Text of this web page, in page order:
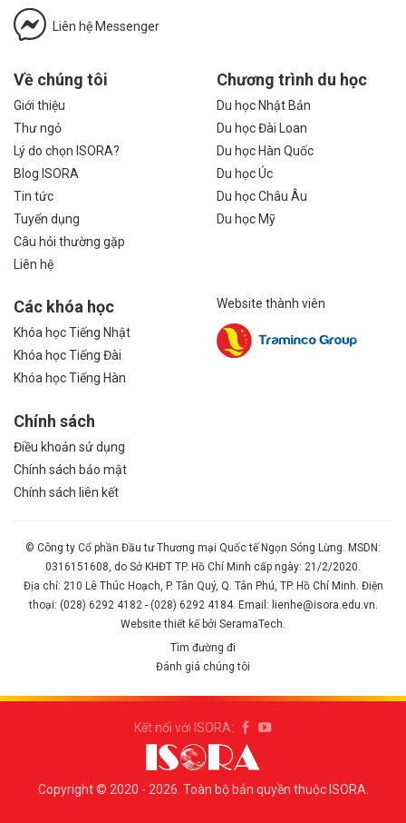
Liên hệ Messenger
Về chúng tôi
Giới thiệu
Thư ngỏ
Lý do chọn ISORA?
Blog ISORA
Tin tức
Tuyển dụng
Câu hỏi thường gặp
Liên hệ
Chương trình du học
Du học Nhật Bản
Du học Đài Loan
Du học Hàn Quốc
Du học Úc
Du học Châu Âu
Du học Mỹ
Các khóa học
Khóa học Tiếng Nhật
Khóa học Tiếng Đài
Khóa học Tiếng Hàn
Chính sách
Điều khoản sử dụng
Chính sách bảo mật
Chính sách liên kết
Website thành viên
© Công ty Cổ phần Đầu tư Thương mại Quốc tế Ngọn Sóng Lừng. MSDN:
0316151608, do Sở KHĐT TP. Hồ Chí Minh cấp ngày: 21/2/2020.
Địa chỉ: 210 Lê Thúc Hoạch, P. Tân Quý, Q. Tân Phú, TP. Hồ Chí Minh. Điện
thoại: (028) 6292 4182 - (028) 6292 4184. Email: lienhe@isora.edu.vn.
Website thiết kế bởi SeramaTech.
Tìm đường đi
Đánh giá chúng tôi
Kết nối với ISORA:
Copyright © 2020 - 2026. Toàn bộ bản quyền thuộc ISORA.